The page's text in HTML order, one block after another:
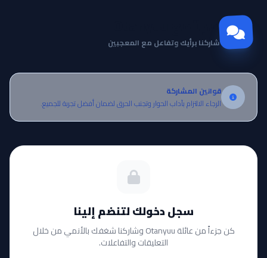
مجتمع Otanyuu
شاركنا برأيك وتفاعل مع المعجبين
قوانين المشاركة
الرجاء الالتزام بآداب الحوار وتجنب الحرق لضمان أفضل تجربة للجميع.
سجل دخولك لتنضم إلينا
كن جزءاً من عائلة Otanyuu وشاركنا شغفك بالأنمي من خلال
التعليقات والتفاعلات.